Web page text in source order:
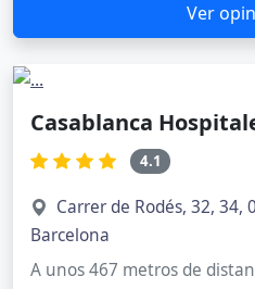
Ver
Casablanca
4.1
Carrer de Rodés, 32, 34,
Barcelona
A unos 467 metros de